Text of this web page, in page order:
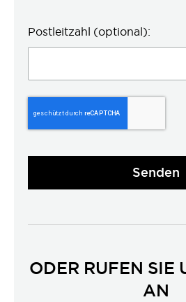
Postleitzahl (optional):
Senden
ODER RUFEN SIE
AN